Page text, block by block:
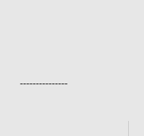
---------------